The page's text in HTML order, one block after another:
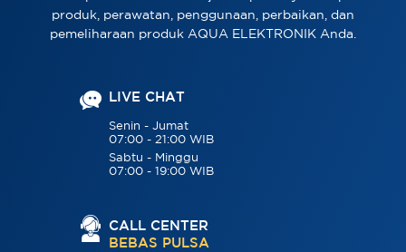
produk, perawatan, penggunaan, perbaikan, dan
pemeliharaan produk AQUA ELEKTRONIK Anda.
LIVE CHAT
Senin - Jumat
07:00 - 21:00 WIB
Sabtu - Minggu
07:00 - 19:00 WIB
CALL CENTER
BEBAS PULSA